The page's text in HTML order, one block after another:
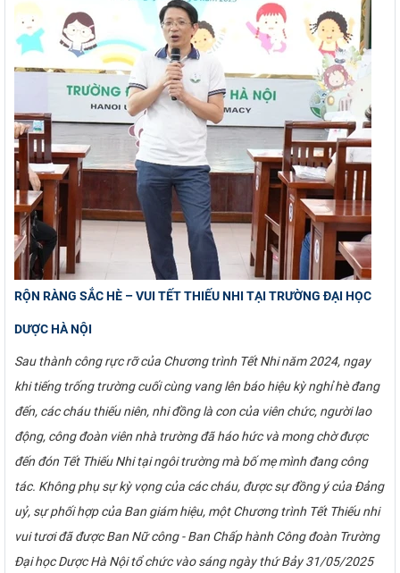
RỘN RÀNG SẮC HÈ – VUI TẾT THIẾU NHI TẠI TRƯỜNG ĐẠI HỌC
DƯỢC HÀ NỘI
Sau thành công rực rỡ của Chương trình Tết Nhi năm 2024, ngay
khi tiếng trống trường cuối cùng vang lên báo hiệu kỳ nghỉ hè đang
đến, các cháu thiếu niên, nhi đồng là con của viên chức, người lao
động, công đoàn viên nhà trường đã háo hức và mong chờ được
đến đón Tết Thiếu Nhi tại ngôi trường mà bố mẹ mình đang công
tác. Không phụ sự kỳ vọng của các cháu, được sự đồng ý của Đảng
uỷ, sự phối hợp của Ban giám hiệu, một Chương trình Tết Thiếu nhi
vui tươi đã được Ban Nữ công - Ban Chấp hành Công đoàn Trường
Đại học Dược Hà Nội tổ chức vào sáng ngày thứ Bảy 31/05/2025